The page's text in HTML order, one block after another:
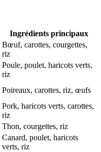
Ingrédients principaux
Bœuf, carottes, courgettes,
riz
Poule, poulet, haricots verts,
riz
Poireaux, carottes, riz, œufs
Pork, haricots verts, carottes,
riz
Thon, courgettes, riz
Canard, poulet, haricots
verts, riz